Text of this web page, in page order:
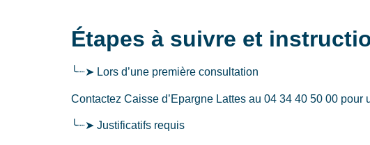
Étapes à suivre et
╰┈➤ Lors d’une première consultation
Contactez Caisse d’Epargne Lattes au 04 34 40 50 00
╰┈➤ Justificatifs requis